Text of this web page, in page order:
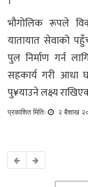
भौगोलिक रूपले
यातायात सेवाको
पुल निर्माण गर्न
सहकार्य गरी आधा
पु¥याउने लक्ष्य
प्रकाशित मितिः २ बैशाख